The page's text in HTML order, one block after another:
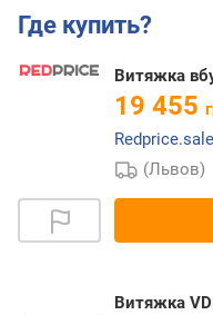
Где купить?
Витяжка
19 455
Redprice.sale
(Львов)
Витяжка